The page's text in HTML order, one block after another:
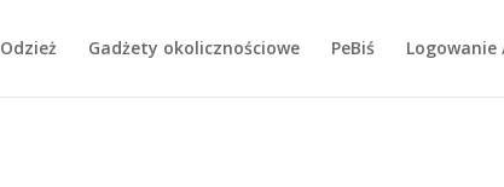
Odzież Gadżety okolicznościowe PeBiś Logowanie